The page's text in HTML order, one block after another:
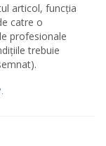
articol, funcția
catre o
profesionale
trebuie